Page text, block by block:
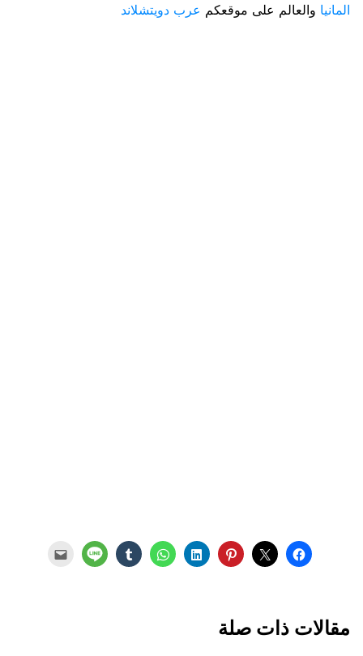
المانيا والعالم على موقعكم عرب دويتشلاند
مقالات ذات صلة